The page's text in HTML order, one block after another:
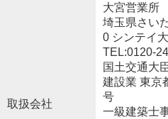
取扱会社
大宮営業所
埼玉県さい
0 シンテイ
TEL:0120-
国土交通大
建設業 東京
号
一級建築士